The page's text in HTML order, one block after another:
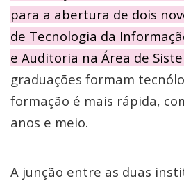
para a abertura de dois
de Tecnologia da
e Auditoria na Área de
graduações formam
formação é mais rápida,
anos e meio.
A junção entre as duas